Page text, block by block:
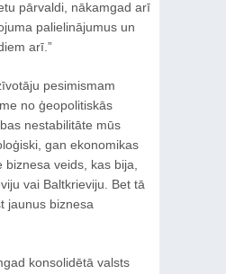
pārvaldi, nākamgad arī
palielinājumus un
arī.”
pesimismam
no ģeopolitiskās
nestabilitāte mūs
gan ekonomikas
veids, kas bija,
vai Baltkrieviju. Bet tā
jaunus biznesa
konsolidētā valsts